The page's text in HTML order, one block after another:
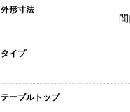
外形寸法
タイプ
テーブルトップ